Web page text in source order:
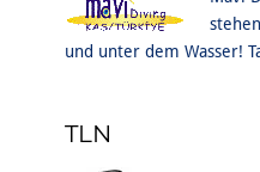
und unter dem Wasser!
TLN